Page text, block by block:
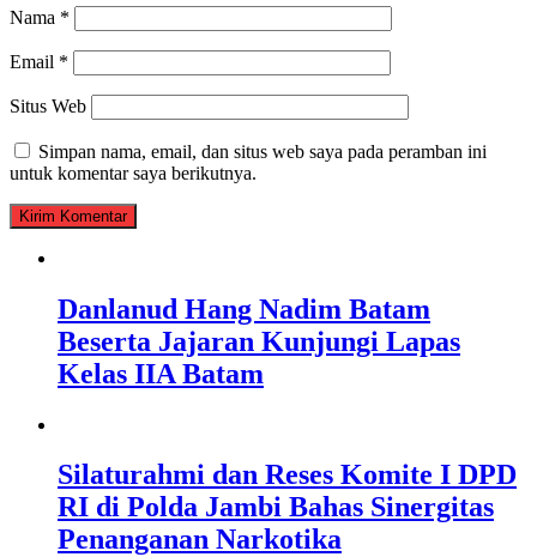
Nama *
Email *
Situs Web
Simpan nama, email, dan situs web saya pada peramban ini
untuk komentar saya berikutnya.
Danlanud Hang Nadim Batam
Beserta Jajaran Kunjungi Lapas
Kelas IIA Batam
Silaturahmi dan Reses Komite I DPD
RI di Polda Jambi Bahas Sinergitas
Penanganan Narkotika